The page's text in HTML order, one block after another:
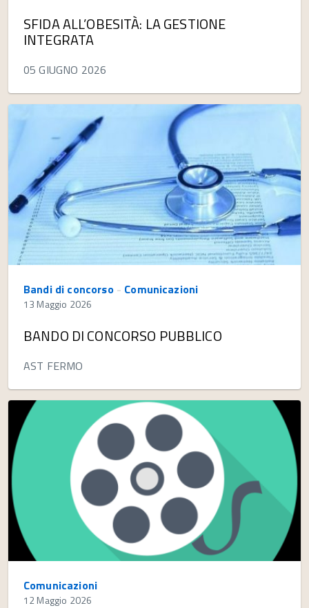
SFIDA ALL’OBESITÀ: LA GESTIONE
INTEGRATA
05 GIUGNO 2026
Bandi di concorso- Comunicazioni
13 Maggio 2026
BANDO DI CONCORSO PUBBLICO
AST FERMO
Comunicazioni
12 Maggio 2026